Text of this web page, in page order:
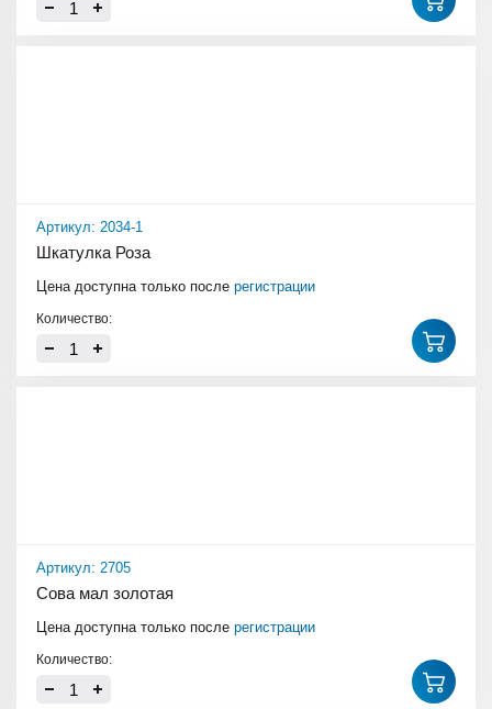
Артикул: 2034-1
Шкатулка Роза
Цена доступна только после регистрации
Количество:
Артикул: 2705
Сова мал золотая
Цена доступна только после регистрации
Количество: